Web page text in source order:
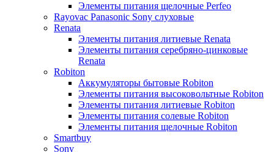
Элементы питания щелочные Perfeo
Rayovac Panasonic Sony слуховые
Renata
Элементы питания литиевые Renata
Элементы питания серебряно-цинковые
Renata
Robiton
Аккумуляторы бытовые Robiton
Элементы питания высоковольтные Robiton
Элементы питания литиевые Robiton
Элементы питания солевые Robiton
Элементы питания щелочные Robiton
Smartbuy
Sony